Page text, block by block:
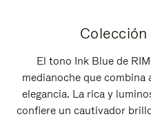
El tono Ink Blue de
medianoche que
elegancia. La rica y
confiere un cautivador